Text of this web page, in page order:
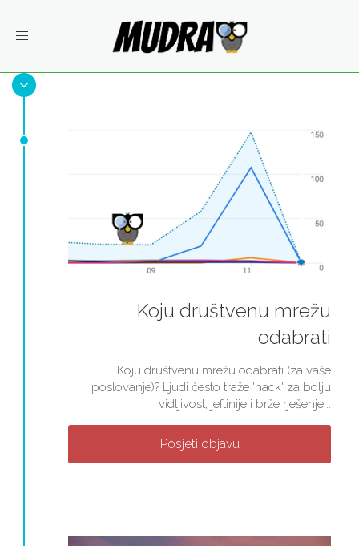
Toggle
Koju društvenu mrežu
odabrati
Koju društvenu mrežu odabrati (za vaše
poslovanje)? Ljudi često traže 'hack' za bolju
vidljivost, jeftinije i brže rješenje...
Posjeti objavu